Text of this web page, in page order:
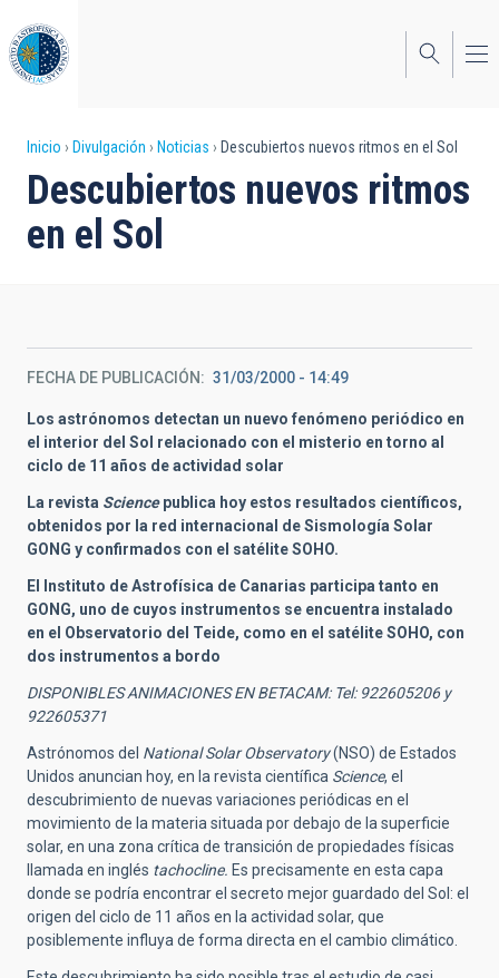
al
contenido
principal
Sobrescribir
enlaces
de
la
navegación
Inicio Divulgación Noticias Descubiertos nuevos ritmos en el Sol
Descubiertos nuevos ritmos
en el Sol
FECHA DE PUBLICACIÓN 31/03/2000 - 14:49
Los astrónomos detectan un nuevo fenómeno periódico en
el interior del Sol relacionado con el misterio en torno al
ciclo de 11 años de actividad solar
La revista Sciencepublica hoy estos resultados científicos,
obtenidos por la red internacional de Sismología Solar
GONG y confirmados con el satélite SOHO.
El Instituto de Astrofísica de Canarias participa tanto en
GONG, uno de cuyos instrumentos se encuentra instalado
en el Observatorio del Teide, como en el satélite SOHO, con
dos instrumentos a bordo
DISPONIBLES ANIMACIONES EN BETACAM: Tel: 922605206 y
922605371
Astrónomos del National Solar Observatory(NSO) de Estados
Unidos anuncian hoy, en la revista científica Science, el
descubrimiento de nuevas variaciones periódicas en el
movimiento de la materia situada por debajo de la superficie
solar, en una zona crítica de transición de propiedades físicas
llamada en inglés tachocline. Es precisamente en esta capa
donde se podría encontrar el secreto mejor guardado del Sol: el
origen del ciclo de 11 años en la actividad solar, que
posiblemente influya de forma directa en el cambio climático.